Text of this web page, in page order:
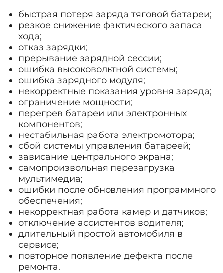
быстрая потеря заряда тяговой батареи;
резкое снижение фактического запаса
хода;
отказ зарядки;
прерывание зарядной сессии;
ошибка высоковольтной системы;
ошибка зарядного модуля;
некорректные показания уровня заряда;
ограничение мощности;
перегрев батареи или электронных
компонентов;
нестабильная работа электромотора;
сбой системы управления батареей;
зависание центрального экрана;
самопроизвольная перезагрузка
мультимедиа;
ошибки после обновления программного
обеспечения;
некорректная работа камер и датчиков;
отключение ассистентов водителя;
длительный простой автомобиля в
сервисе;
повторное появление дефекта после
ремонта.